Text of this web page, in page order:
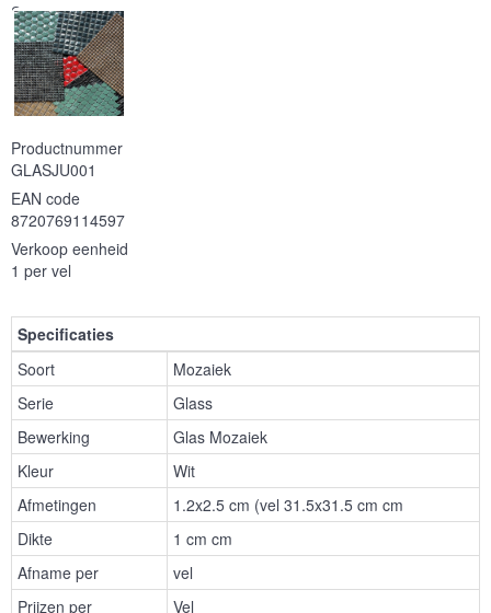
Serie
Productnummer
GLASJU001
EAN code
8720769114597
Verkoop eenheid
1 per vel
Specificaties
Soort
Mozaiek
Serie
Glass
Bewerking
Glas Mozaiek
Kleur
Wit
Afmetingen
1.2x2.5 cm (vel 31.5x31.5 cm cm
Dikte
1 cm cm
Afname per
vel
Prijzen per
Vel